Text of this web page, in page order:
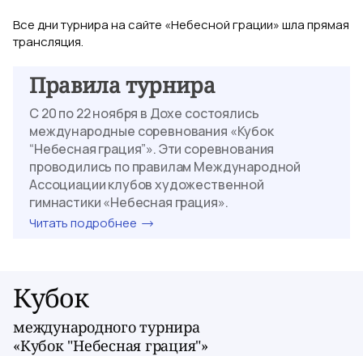
Все дни турнира на сайте «Небесной грации» шла прямая
трансляция.
Правила турнира
С 20 по 22 ноября в Дохе состоялись
международные соревнования «Кубок
“Небесная грация”». Эти соревнования
проводились по правилам Международной
Ассоциации клубов художественной
гимнастики «Небесная грация».
Читать подробнее
Кубок
международного турнира
«Кубок "Небесная грация"»